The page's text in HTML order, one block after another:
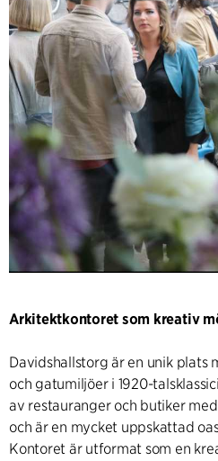
Arkitektkontoret som kreativ
Davidshallstorg är en unik plats
och gatumiljöer i 1920-
av restauranger och butiker
och är en mycket uppskattad
Kontoret är utformat som en